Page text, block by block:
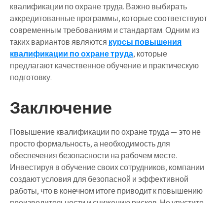
квалификации по охране труда. Важно выбирать
аккредитованные программы, которые соответствуют
современным требованиям и стандартам. Одним из
таких вариантов являются курсы повышения
квалификации по охране труда, которые
предлагают качественное обучение и практическую
подготовку.
Заключение
Повышение квалификации по охране труда — это не
просто формальность, а необходимость для
обеспечения безопасности на рабочем месте.
Инвестируя в обучение своих сотрудников, компании
создают условия для безопасной и эффективной
работы, что в конечном итоге приводит к повышению